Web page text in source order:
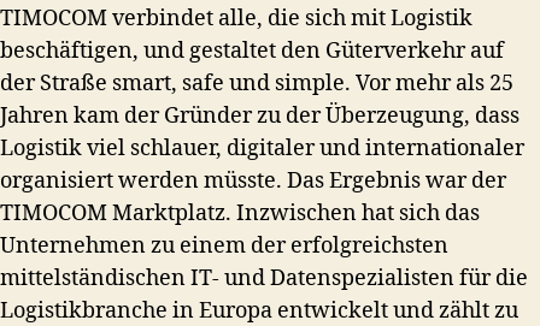
TIMOCOM verbindet alle, die sich mit Logistik
beschäftigen, und gestaltet den Güterverkehr auf
der Straße smart, safe und simple. Vor mehr als 25
Jahren kam der Gründer zu der Überzeugung, dass
Logistik viel schlauer, digitaler und internationaler
organisiert werden müsste. Das Ergebnis war der
TIMOCOM Marktplatz. Inzwischen hat sich das
Unternehmen zu einem der erfolgreichsten
mittelständischen IT- und Datenspezialisten für die
Logistikbranche in Europa entwickelt und zählt zu